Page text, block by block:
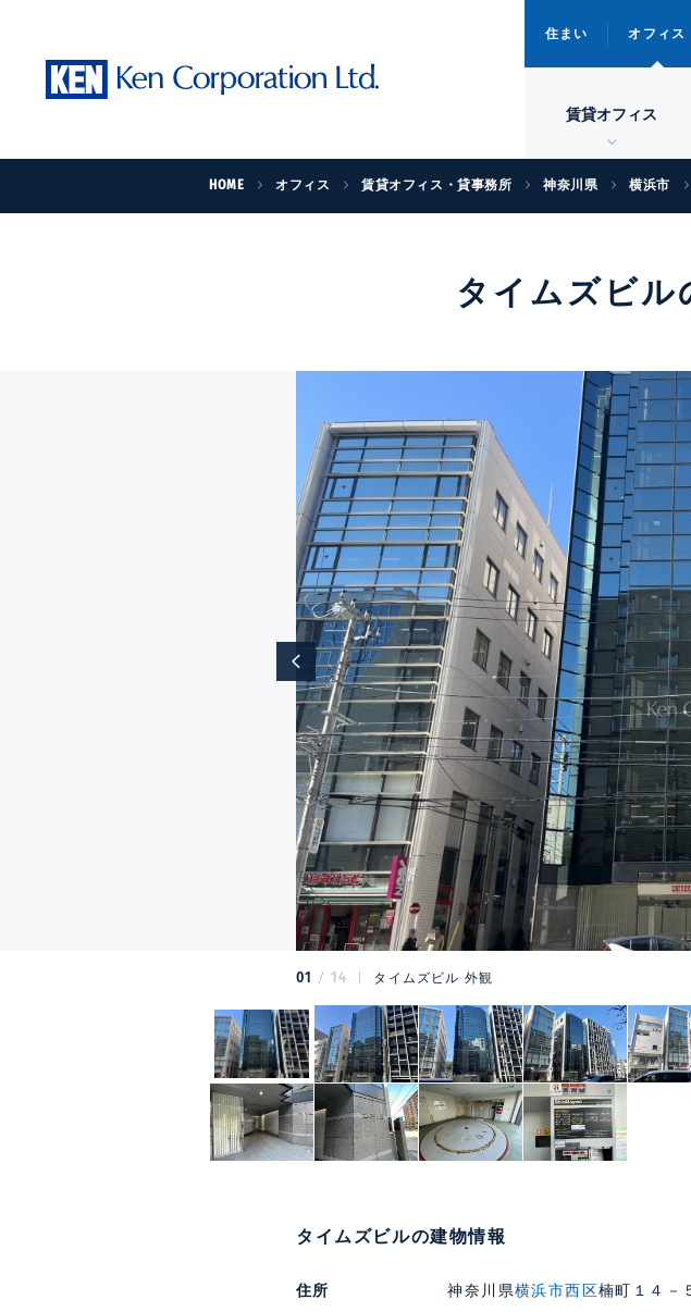
住まい オフィス
賃貸オフィス
HOME オフィス 賃貸オフィス・貸事務所 神奈川県 横浜市
タイムズビル
01 14 タイムズビル 外観
タイムズビルの建物情報
住所 神奈川県横浜市西区楠町１４－